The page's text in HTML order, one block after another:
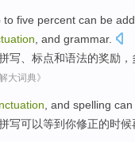
to five percent can be
, and grammar.
写、 标点和语法的奖励 ，
大词典》
and spelling can
写可以等到你修正的时候